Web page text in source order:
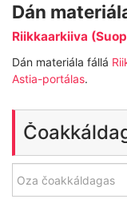
Dán
Riikkaarkiiva
Dán materiála fállá
Astia-portálas.